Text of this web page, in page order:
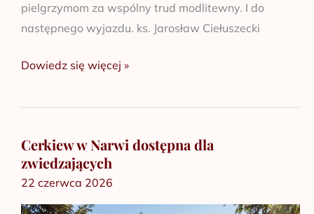
pielgrzymom za wspólny trud modlitewny. I do
następnego wyjazdu. ks. Jarosław Ciełuszecki
Dowiedz się więcej »
Cerkiew w Narwi dostępna dla
zwiedzających
22 czerwca 2026
Cerkiew
w
Narwi
dostępna